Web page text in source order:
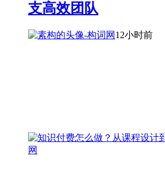
支高效团队
12小时前